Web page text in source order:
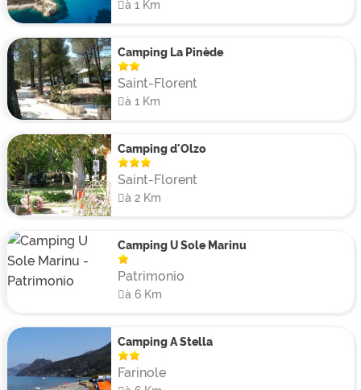
à 1 Km
Camping La Pinède
Saint-Florent
à 1 Km
Camping d'Olzo
Saint-Florent
à 2 Km
Camping U Sole Marinu
Patrimonio
à 6 Km
Camping A Stella
Farinole